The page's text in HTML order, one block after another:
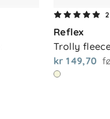
2
Reflex
Trolly
kr 149,70